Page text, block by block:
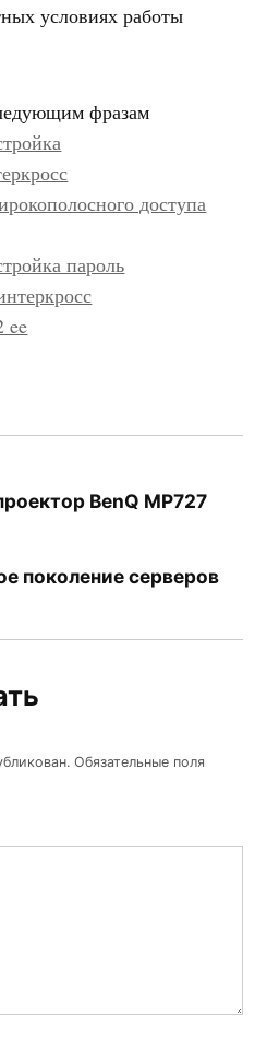
условиях работы
фразам
доступа
пароль
ee
BenQ MP727
поколение серверов
Обязательные поля